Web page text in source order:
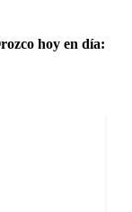
hoy en día: